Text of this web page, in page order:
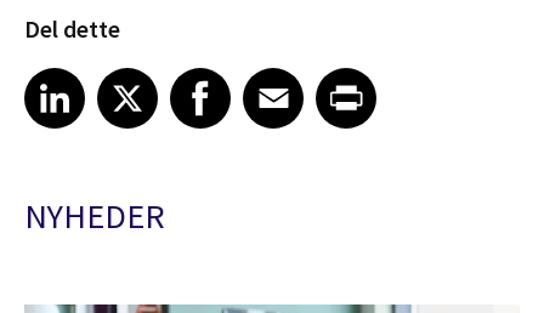
Del dette
Share article on LinkedIn
LinkedIn
Share article on XShare article on Facebook
Facebook
Share article on Email
EmailShare article on Print
NYHEDER